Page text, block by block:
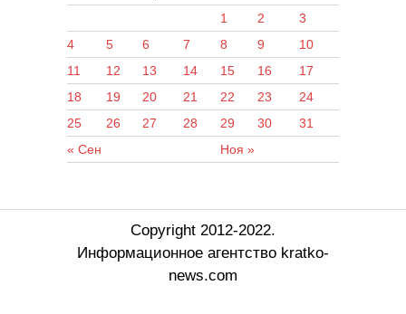
« Сен Ноя »
1 2
3
4
5 6 7 8 9
10
11
12 13 14 15 16
17
18
19 20 21 22 23
24
25
26 27 28 29 30 31
Copyright 2012-2022.
Информационное агентство kratko-
news.com